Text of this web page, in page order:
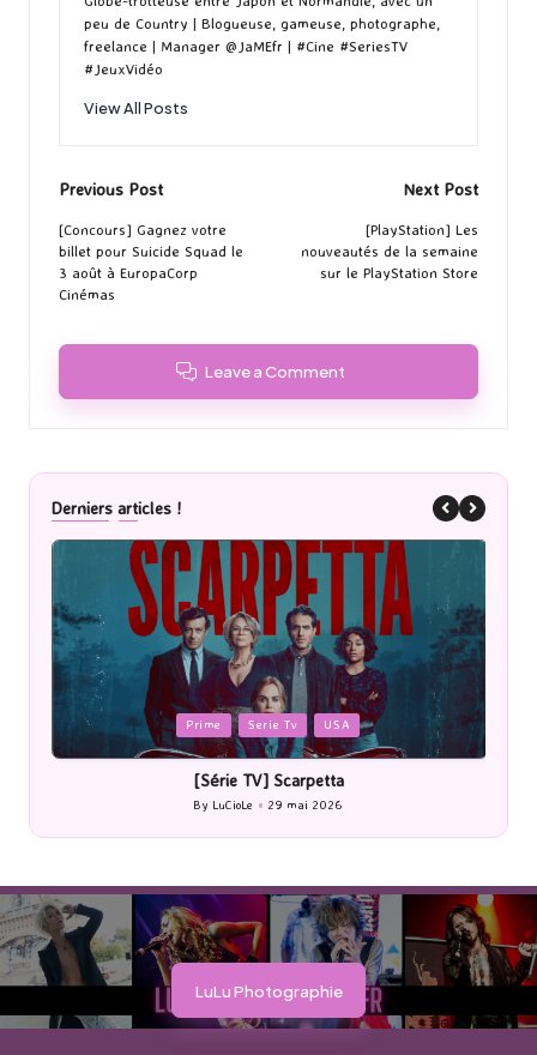
peu de Country | Blogueuse, gameuse, photographe,
freelance | Manager @JaMEfr | #Cine #SeriesTV
#JeuxVidéo
View All Posts
Post
navigation
Previous Post
[Concours] Gagnez votre
billet pour Suicide Squad le
3 août à EuropaCorp
Cinémas
Next Post
[PlayStation] Les
nouveautés de la semaine
sur le PlayStation Store
Leave a Comment
Derniers articles !
Prime Serie Tv USA
[Série TV] Scarpetta
by
LuCioLe 29 mai 2026
Posted
LuLu Photographie